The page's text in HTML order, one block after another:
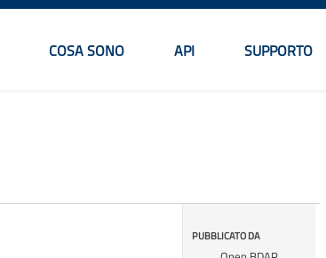
Menu principale
COSA SONO API SUPPORTO
PUBBLICATO DA